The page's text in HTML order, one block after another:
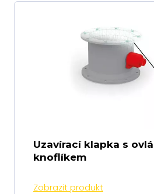
Uzavírací klapka s
knoflíkem
Zobrazit produkt